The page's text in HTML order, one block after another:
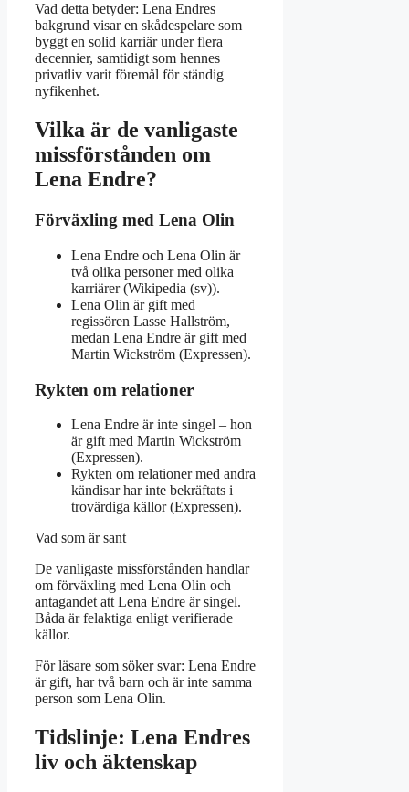
Vad detta betyder: Lena Endres
bakgrund visar en skådespelare som
byggt en solid karriär under flera
decennier, samtidigt som hennes
privatliv varit föremål för ständig
nyfikenhet.
Vilka är de vanligaste
missförstånden om
Lena Endre?
Förväxling med Lena Olin
Lena Endre och Lena Olin är
två olika personer med olika
karriärer (Wikipedia (sv)).
Lena Olin är gift med
regissören Lasse Hallström,
medan Lena Endre är gift med
Martin Wickström (Expressen).
Rykten om relationer
Lena Endre är inte singel – hon
är gift med Martin Wickström
(Expressen).
Rykten om relationer med andra
kändisar har inte bekräftats i
trovärdiga källor (Expressen).
Vad som är sant
De vanligaste missförstånden handlar
om förväxling med Lena Olin och
antagandet att Lena Endre är singel.
Båda är felaktiga enligt verifierade
källor.
För läsare som söker svar: Lena Endre
är gift, har två barn och är inte samma
person som Lena Olin.
Tidslinje: Lena Endres
liv och äktenskap